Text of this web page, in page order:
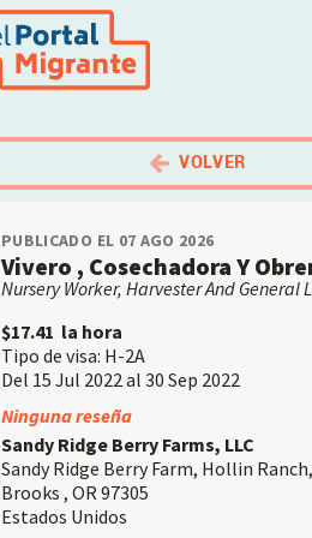
VOLVER
PUBLICADO EL 07 AGO 2026
Vivero , Cosechadora Y
Nursery Worker, Harvester And General
$17.41 la hora
Tipo de visa: H-2A
Del 15 Jul 2022 al 30 Sep 2022
Employer
Ninguna reseña
Sandy Ridge Berry Farms, LLC
Sandy Ridge Berry Farm, Hollin
Brooks , OR97305
Estados Unidos